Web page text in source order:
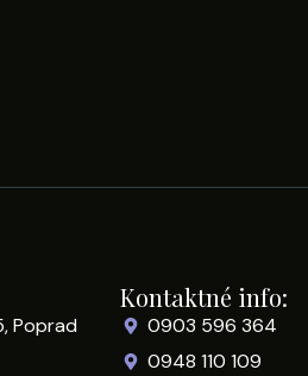
Poprad
Kontaktné info:
0903 596 364
0948 110 109